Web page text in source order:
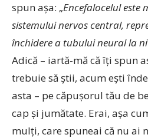
spun aşa: „Encefalocelul
sistemului nervos central,
închidere a tubului neural la
Adică – iartă-mă că îţi spun
trebuie să ştii, acum eşti
asta – pe căpuşorul tău de
cap şi jumătate. Erai, aşa
mulţi, care spuneai că nu ai